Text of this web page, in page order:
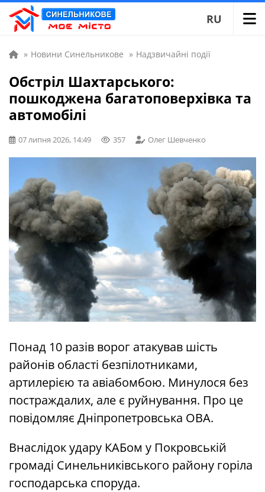
RU
» Новини Синельникове » Надзвичайні події
Обстріл Шахтарського:
пошкоджена багатоповерхівка та
автомобілі
07 липня 2026, 14:49 357 Олег Шевченко
Понад 10 разів ворог атакував шість
районів області безпілотниками,
артилерією та авіабомбою. Минулося без
постраждалих, але є руйнування. Про це
повідомляє Дніпропетровська ОВА.
Внаслідок удару КАБом у Покровській
громаді Синельниківського району горіла
господарська споруда.